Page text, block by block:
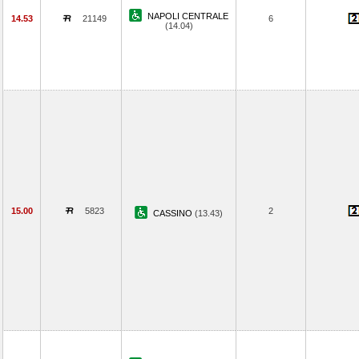
14.53 21149
NAPOLI CENTRALE
(14.04)
6
15.00 5823 CASSINO (13.43) 2